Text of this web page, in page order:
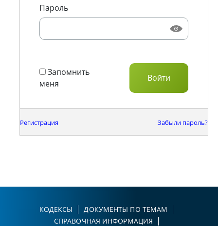
Пароль
Запомнить
меня
Регистрация Забыли пароль?
КОДЕКСЫ
ДОКУМЕНТЫ ПО ТЕМАМ
СПРАВОЧНАЯ ИНФОРМАЦИЯ